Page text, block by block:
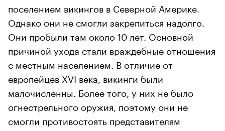
поселением викингов в Северной Америке.
Однако они не смогли закрепиться надолго.
Они пробыли там около 10 лет. Основной
причиной ухода стали враждебные отношения
с местным населением. В отличие от
европейцев XVI века, викинги были
малочисленны. Более того, у них не было
огнестрельного оружия, поэтому они не
смогли противостоять представителям